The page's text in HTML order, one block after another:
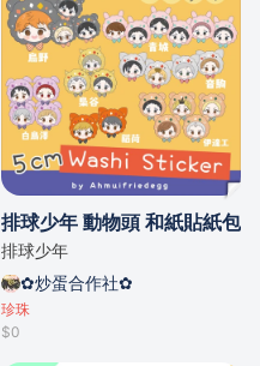
排球少年 動物頭 和紙貼紙包
排球少年
✿炒蛋合作社✿
珍珠
$0